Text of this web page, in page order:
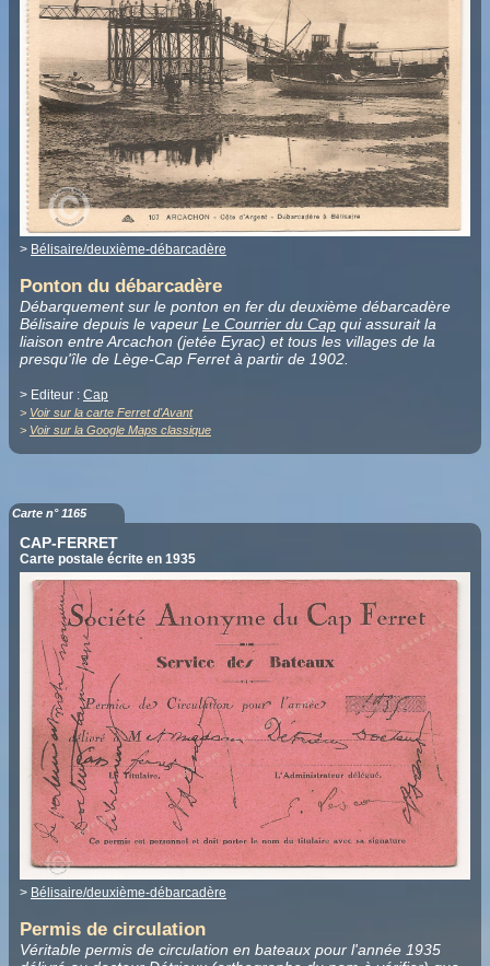
> Bélisaire/deuxième-débarcadère
Ponton du débarcadère
Débarquement sur le ponton en fer du deuxième débarcadère
Bélisaire depuis le vapeur Le Courrier du Cap qui assurait la
liaison entre Arcachon (jetée Eyrac) et tous les villages de la
presqu'île de Lège-Cap Ferret à partir de 1902.
> Editeur : Cap
> Voir sur la carte Ferret d'Avant
> Voir sur la Google Maps classique
Carte n° 1165
CAP-FERRET
Carte postale écrite en 1935
> Bélisaire/deuxième-débarcadère
Permis de circulation
Véritable permis de circulation en bateaux pour l'année 1935